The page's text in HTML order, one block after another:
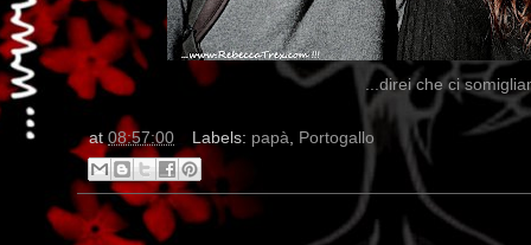
...direi che ci
at08:57:00 Labels: papà, Portogallo